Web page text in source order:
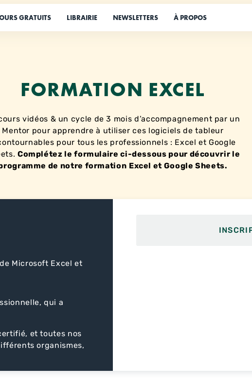
GRATUITS LIBRAIRIE NEWSLETTERS À PROPOS
FORMATION EXCEL
vidéos & un cycle de 3 mois d’accompagnement par un
Mentor pour apprendre à utiliser ces logiciels de tableur
pour tous les professionnels : Excel et Google
Complétez le formulaire ci-dessous pour découvrir le
de notre formation Excel et Google Sheets.
Microsoft Excel et
qui a
et toutes nos
organismes,